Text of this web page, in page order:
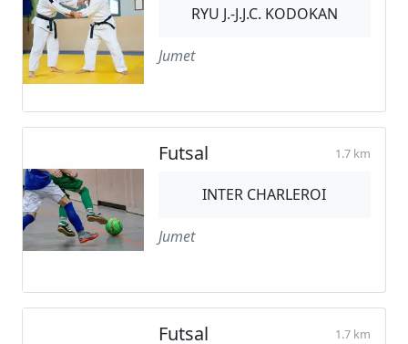
RYU J.-J.J.C. KODOKAN
Jumet
Futsal 1.7 km
INTER CHARLEROI
Jumet
Futsal 1.7 km